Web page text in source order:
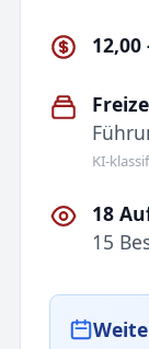
12,00
KI-
18
15